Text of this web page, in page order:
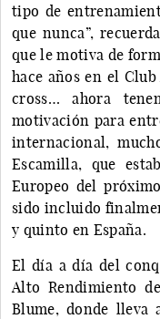
tipo de
que nunca”,
que le motiva de
hace años en el
cross… ahora
motivación para
internacional,
Escamilla, que
Europeo del
sido incluido
y quinto en España.
El día a día del
Alto Rendimiento
Blume, donde lleva